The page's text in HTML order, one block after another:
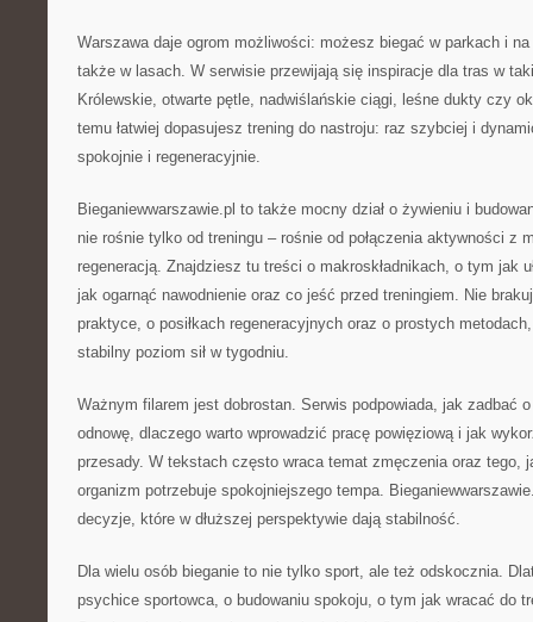
Warszawa daje ogrom możliwości: możesz biegać w parkach i
także w lasach. W serwisie przewijają się inspiracje dla tras w
Królewskie, otwarte pętle, nadwiślańskie ciągi, leśne dukty czy
temu łatwiej dopasujesz trening do nastroju: raz szybciej i
spokojnie i regeneracyjnie.
Bieganiewwarszawie.pl to także mocny dział o żywieniu i
nie rośnie tylko od treningu – rośnie od połączenia aktywności z
regeneracją. Znajdziesz tu treści o makroskładnikach, o tym jak
jak ogarnąć nawodnienie oraz co jeść przed treningiem. Nie
praktyce, o posiłkach regeneracyjnych oraz o prostych
stabilny poziom sił w tygodniu.
Ważnym filarem jest dobrostan. Serwis podpowiada, jak zadbać
odnowę, dlaczego warto wprowadzić pracę powięziową i jak
przesady. W tekstach często wraca temat zmęczenia oraz tego,
organizm potrzebuje spokojniejszego tempa.
decyzje, które w dłuższej perspektywie dają stabilność.
Dla wielu osób bieganie to nie tylko sport, ale też odskocznia.
psychice sportowca, o budowaniu spokoju, o tym jak wracać do